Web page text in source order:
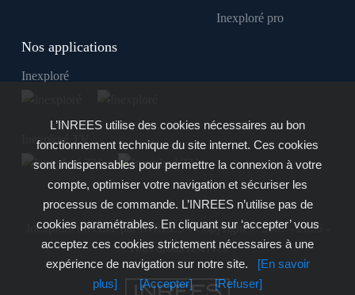
Inexploré pro
Nos applications
Inexploré
Inexploré TV
Inexploré est édité par INREES - Copyright © 2007 - 2026 -
Tous droits réservés
L’INREES utilise des cookies nécessaires au bon
fonctionnement technique du site internet. Ces cookies
sont indispensables pour permettre la connexion à votre
compte, optimiser votre navigation et sécuriser les
processus de commande. L’INREES n’utilise pas de
cookies paramétrables. En cliquant sur ‘accepter’ vous
acceptez ces cookies strictement nécessaires à une
expérience de navigation sur notre site.
[En savoir
plus]
[Accepter] [Refuser]